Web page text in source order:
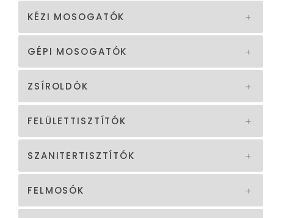
KÉZI MOSOGATÓK
GÉPI MOSOGATÓK
ZSÍROLDÓK
FELÜLETTISZTÍTÓK
SZANITERTISZTÍTÓK
FELMOSÓK